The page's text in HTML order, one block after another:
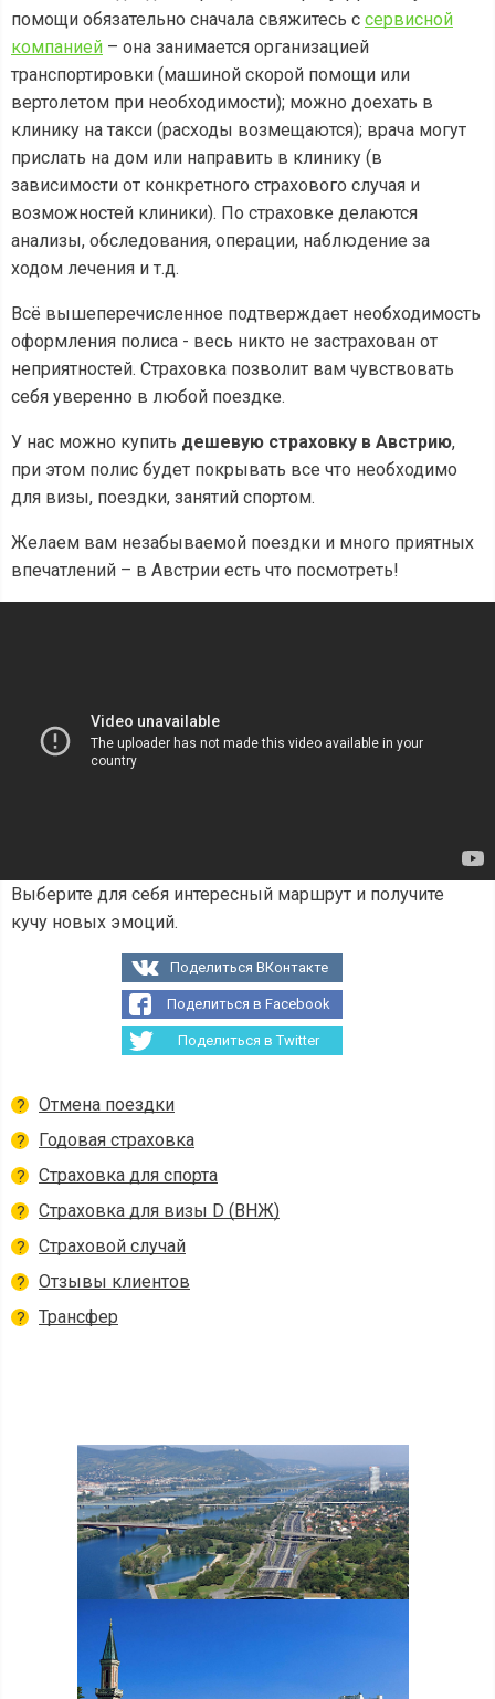
помощи обязательно сначала свяжитесь с сервисной
компанией – она занимается организацией
транспортировки (машиной скорой помощи или
вертолетом при необходимости); можно доехать в
клинику на такси (расходы возмещаются); врача могут
прислать на дом или направить в клинику (в
зависимости от конкретного страхового случая и
возможностей клиники). По страховке делаются
анализы, обследования, операции, наблюдение за
ходом лечения и т.д.
Всё вышеперечисленное подтверждает необходимость
оформления полиса - весь никто не застрахован от
неприятностей. Страховка позволит вам чувствовать
себя уверенно в любой поездке.
У нас можно купить дешевую страховку в Австрию,
при этом полис будет покрывать все что необходимо
для визы, поездки, занятий спортом.
Желаем вам незабываемой поездки и много приятных
впечатлений – в Австрии есть что посмотреть!
Выберите для себя интересный маршрут и получите
кучу новых эмоций.
Поделиться ВКонтакте
Поделиться в Facebook
Поделиться в Twitter
Отмена поездки
Годовая страховка
Страховка для спорта
Страховка для визы D (ВНЖ)
Страховой случай
Отзывы клиентов
Трансфер